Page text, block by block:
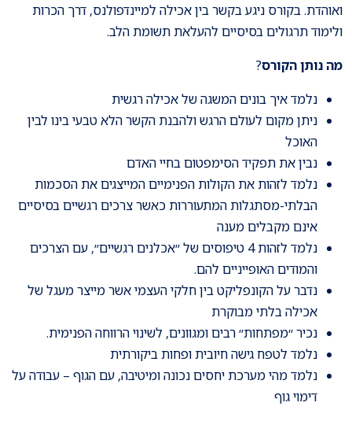
ואוהדת. בקורס ניגע בקשר בין אכילה למיינדפולנס, דרך הכרות
ולימוד תרגולים בסיסיים להעלאת תשומת הלב.
מה נותן הקורס?
נלמד איך בונים המשגה של אכילה רגשית
ניתן מקום לעולם הרגש ולהבנת הקשר הלא טבעי בינו לבין
האוכל
נבין את תפקיד הסימפטום בחיי האדם
נלמד לזהות את הקולות הפנימיים המייצגים את הסכמות
הבלתי-מסתגלות המתעוררות כאשר צרכים רגשיים בסיסיים
אינם מקבלים מענה
נלמד לזהות 4 טיפוסים של ״אכלנים רגשיים״, עם הצרכים
והמודים האופייניים להם.
נדבר על הקונפליקט בין חלקי העצמי אשר מייצר מעגל של
אכילה בלתי מבוקרת
נכיר ״מפתחות״ רבים ומגוונים, לשינוי הרווחה הפנימית.
נלמד לטפח גישה חיובית ופחות ביקורתית
נלמד מהי מערכת יחסים נכונה ומיטיבה, עם הגוף – עבודה על
דימוי גוף